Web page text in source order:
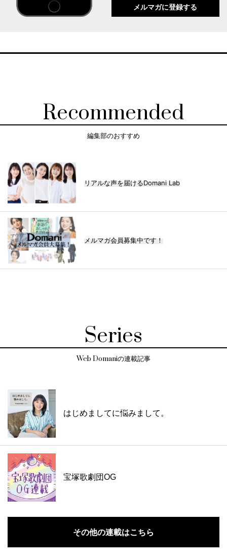
メルマガに登録する
Recommended
編集部のおすすめ
リアルな声を届けるDomani Lab
メルマガ会員募集中です！
Series
Web Domaniの連載記事
はじめましてに悩みまして。
宝塚歌劇団OG
その他の連載はこちら